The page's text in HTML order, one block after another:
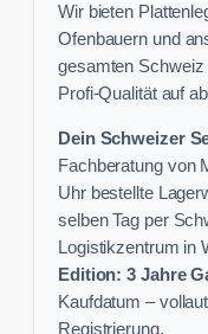
Wir bieten
Ofenbauern und
gesamten
Profi-Qualität auf
Dein Schweizer
Fachberatung von
Uhr bestellte
selben Tag per
Logistikzentrum in
Edition: 3 Jahre
Kaufdatum –
Registrierung.